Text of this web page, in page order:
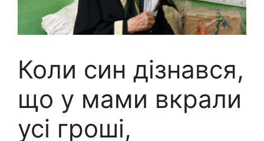
Коли син дізнався,
що у мами вкрали
усі гроші,